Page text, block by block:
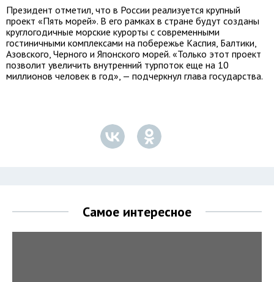
Президент отметил, что в России реализуется крупный
проект «Пять морей». В его рамках в стране будут созданы
круглогодичные морские курорты с современными
гостиничными комплексами на побережье Каспия, Балтики,
Азовского, Черного и Японского морей. «Только этот проект
позволит увеличить внутренний турпоток еще на 10
миллионов человек в год», — подчеркнул глава государства.
Самое интересное